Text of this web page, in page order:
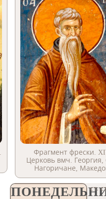
Фрагмент фрески.
Церковь вмч. Георгия,
Нагоричане,
ст.